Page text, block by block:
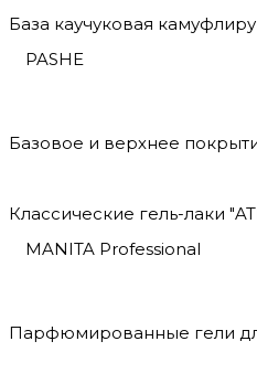
База каучуковая
PASHE
Базовое и верхнее
Классические гель-лаки
MANITA Professional
Парфюмированные гели